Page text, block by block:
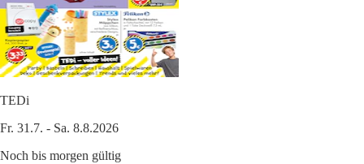
TEDi
Fr. 31.7. - Sa. 8.8.2026
Noch bis morgen gültig